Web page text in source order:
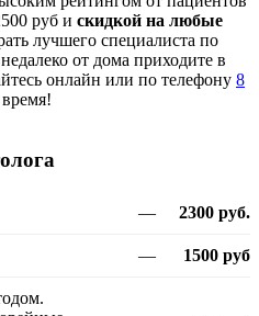
руб и скидкой на любые
лучшего специалиста по
от дома приходите в
онлайн или по телефону 8
— 2300 руб.
— 1500 руб